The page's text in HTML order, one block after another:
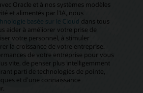
Oracle et à nos systèmes modèles
et alimentés par l'IA, nous
basée sur le Cloud dans tous
aider à améliorer votre prise de
votre personnel, à stimuler
la croissance de votre entreprise.
de votre entreprise pour vous
vite, de penser plus intelligemment
parti de technologies de pointe,
et d'une connaissance